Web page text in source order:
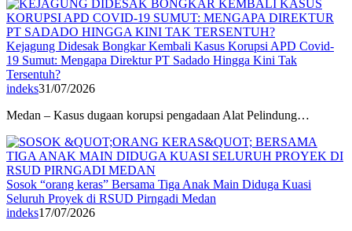
Kejagung Didesak Bongkar Kembali Kasus Korupsi APD Covid-
19 Sumut: Mengapa Direktur PT Sadado Hingga Kini Tak
Tersentuh?
indeks31/07/2026
Medan – Kasus dugaan korupsi pengadaan Alat Pelindung…
Sosok “orang keras” Bersama Tiga Anak Main Diduga Kuasi
Seluruh Proyek di RSUD Pirngadi Medan
indeks17/07/2026